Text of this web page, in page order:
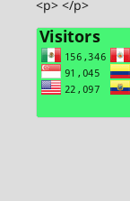
<p> </p>